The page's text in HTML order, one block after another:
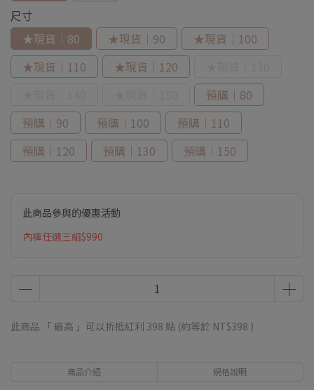
尺寸
★現貨｜80
★現貨｜90
★現貨｜100
★現貨｜110
★現貨｜120
預購｜80
預購｜90
預購｜100
預購｜110
預購｜120
預購｜130 預購｜150
此商品參與的優惠活動
內褲任選三組$990
此商品 「 最高 」可以折抵紅利 398 點 (約等於 NT$398 )
商品介紹 規格說明